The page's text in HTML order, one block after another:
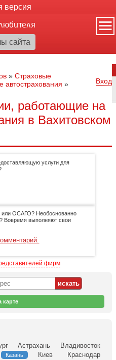
версия
» Страховые
»
Вход
работающие на
в Вахитовском
услуги для
ОСАГО? Необоснованно
Вовремя выполняют свои
фирм
карте
Астрахань
Владивосток
Казань Киев
Краснодар